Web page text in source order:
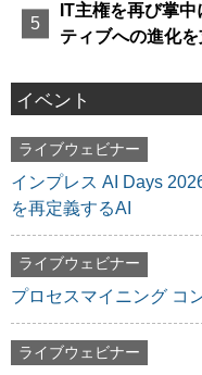
IT主権を再び掌
ティブへの進化
イベント
ライブウェビナー
インプレス AI Days
を再定義するAI
ライブウェビナー
プロセスマイニング コ
ライブウェビナー